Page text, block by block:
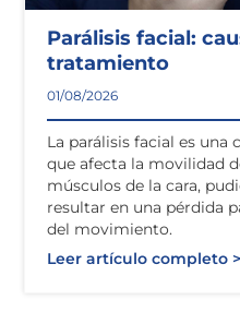
Parálisis facial:
tratamiento
01/08/2026
La parálisis facial es una
que afecta la movilidad
músculos de la cara,
resultar en una pérdida
del movimiento.
Leer artículo completo >